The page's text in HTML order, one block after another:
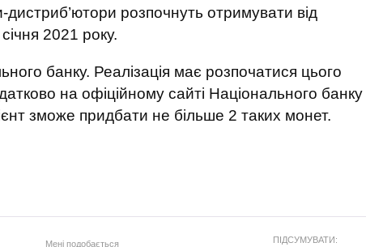
розпочнуть отримувати від
2021 року.
банку. Реалізація має розпочатися цього
на офіційному сайті Національного банку
зможе придбати не більше 2 таких монет.
Мені подобається ПІДСУМУВАТИ: